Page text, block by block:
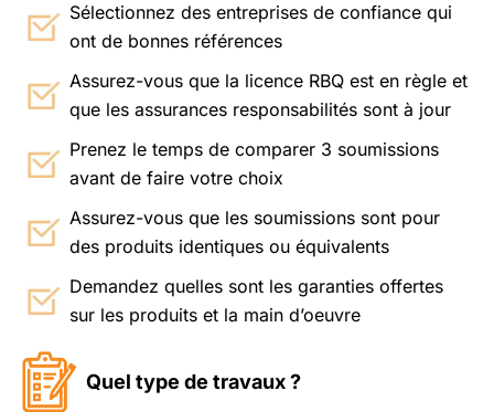
Sélectionnez des entreprises de confiance qui
ont de bonnes références
Assurez-vous que la licence RBQ est en règle et
que les assurances responsabilités sont à jour
Prenez le temps de comparer 3 soumissions
avant de faire votre choix
Assurez-vous que les soumissions sont pour
des produits identiques ou équivalents
Demandez quelles sont les garanties offertes
sur les produits et la main d’oeuvre
Quel type de travaux ?